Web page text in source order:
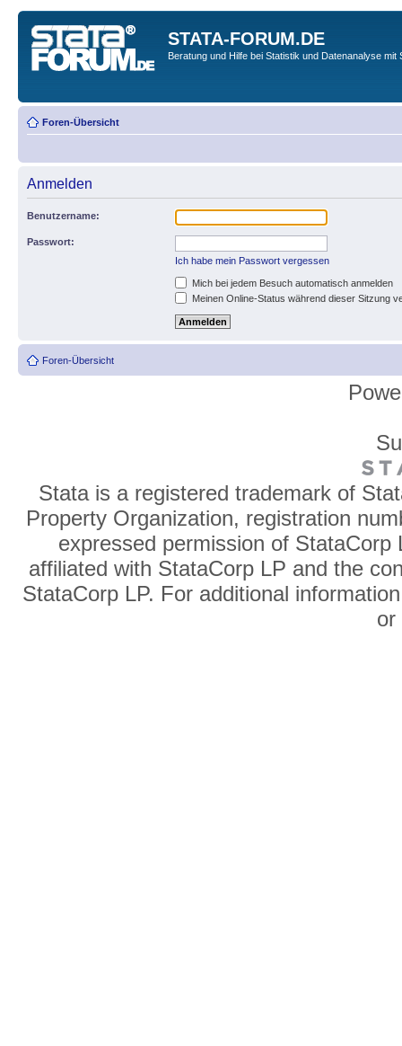
STATA-FORUM.DE
Beratung und Hilfe bei Statistik und Datenanalyse mit
Foren-Übersicht
Anmelden
Benutzername:
Passwort:
Ich habe mein Passwort vergessen
Mich bei jedem Besuch automatisch anmelden
Meinen Online-Status während dieser Sitzung
Foren-Übersicht
Stata is a registered trademark of
Property Organization, registration
expressed permission of
affiliated with StataCorp LP and the
StataCorp LP. For additional
or